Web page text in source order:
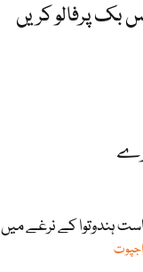
بک پرفالو کریں
ہندوتوا کے نرغے میں